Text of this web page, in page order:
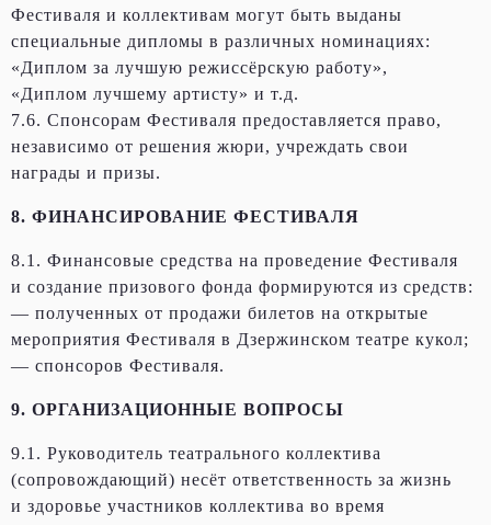
Фестиваля и коллективам могут быть выданы
специальные дипломы в различных номинациях:
«Диплом за лучшую режиссёрскую работу»,
«Диплом лучшему артисту» и т.д.
7.6. Спонсорам Фестиваля предоставляется право,
независимо от решения жюри, учреждать свои
награды и призы.
8. ФИНАНСИРОВАНИЕ ФЕСТИВАЛЯ
8.1. Финансовые средства на проведение Фестиваля
и создание призового фонда формируются из средств:
— полученных от продажи билетов на открытые
мероприятия Фестиваля в Дзержинском театре кукол;
— спонсоров Фестиваля.
9. ОРГАНИЗАЦИОННЫЕ ВОПРОСЫ
9.1. Руководитель театрального коллектива
(сопровождающий) несёт ответственность за жизнь
и здоровье участников коллектива во время